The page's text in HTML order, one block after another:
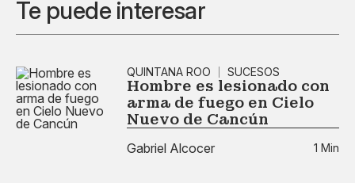
Te puede interesar
QUINTANA ROO SUCESOS
Hombre es lesionado con
arma de fuego en Cielo
Nuevo de Cancún
Gabriel Alcocer 1 Min